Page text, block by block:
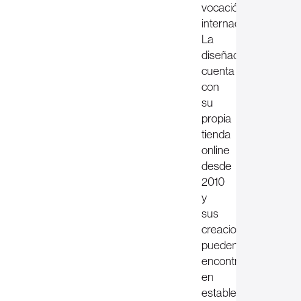
vocación
internacional.
La
diseñadora
cuenta
con
su
propia
tienda
online
desde
2010
y
sus
creaciones
pueden
encontrarse
en
establecimientos